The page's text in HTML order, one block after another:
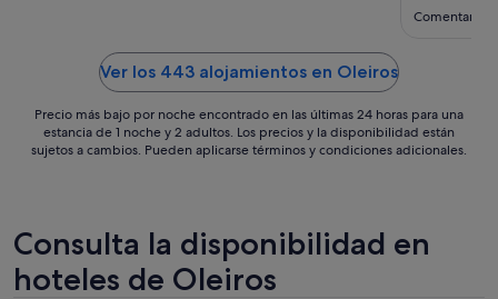
Comentario
Ver los 443 alojamientos en Oleiros
Precio más bajo por noche encontrado en las últimas 24 horas para una
estancia de 1 noche y 2 adultos. Los precios y la disponibilidad están
sujetos a cambios. Pueden aplicarse términos y condiciones adicionales.
Consulta la disponibilidad en
hoteles de Oleiros